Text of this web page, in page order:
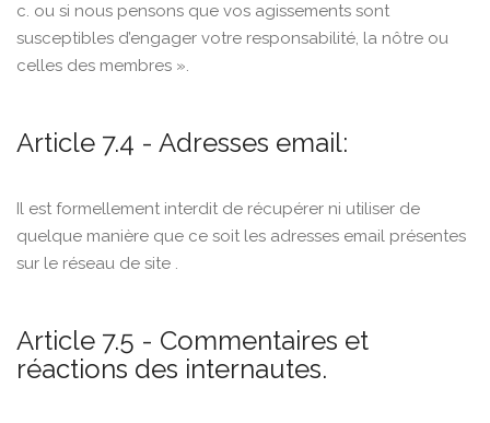
c. ou si nous pensons que vos agissements sont
susceptibles d’engager votre responsabilité, la nôtre ou
celles des membres ».
Article 7.4 - Adresses email:
Il est formellement interdit de récupérer ni utiliser de
quelque manière que ce soit les adresses email présentes
sur le réseau de site .
Article 7.5 - Commentaires et
réactions des internautes.